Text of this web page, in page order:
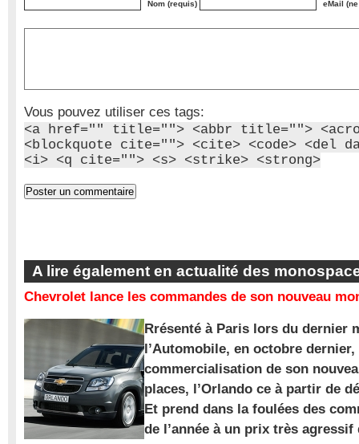
Nom (requis) eMail
Vous pouvez utiliser ces tags:
<a href="" title=""> <abbr title="">
<blockquote cite=""> <cite> <code> <del
<i> <q cite=""> <s> <strike> <strong>
A lire également en actualité des
Chevrolet lance les commandes de son nouveau
Rrésenté à Paris lors du dernier
l’Automobile, en octobre
commercialisation de son
places, l’Orlando ce à partir de
Et prend dans la foulées des
de l’année à un prix très agressif